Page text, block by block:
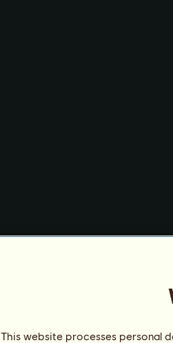
This website processes personal